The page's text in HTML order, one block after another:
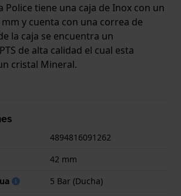
Police tiene una caja de Inox con un
y cuenta con una correa de
la caja se encuentra un
de alta calidad el cual esta
cristal Mineral.
años de garantía.
4894816091262
42 mm
5 Bar (Ducha)